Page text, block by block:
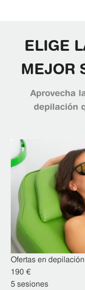
ELIGE
MEJOR
Aprovecha
depilación
Ofertas en
190 €
5 sesiones